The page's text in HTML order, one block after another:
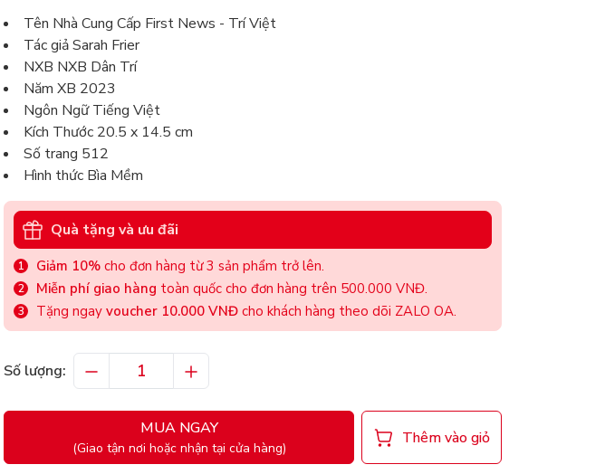
Tên Nhà Cung Cấp First News - Trí Việt
Tác giả Sarah Frier
NXB NXB Dân Trí
Năm XB 2023
Ngôn Ngữ Tiếng Việt
Kích Thước 20.5 x 14.5 cm
Số trang 512
Hình thức Bìa Mềm
Quà tặng và ưu đãi
Giảm 10% cho đơn hàng từ 3 sản phẩm trở lên.
Miễn phí giao hàng toàn quốc cho đơn hàng trên 500.000 VNĐ.
Tặng ngay voucher 10.000 VNĐ cho khách hàng theo dõi ZALO OA.
Số lượng:
MUA NGAY
(Giao tận nơi hoặc nhận tại cửa hàng)
Thêm vào giỏ